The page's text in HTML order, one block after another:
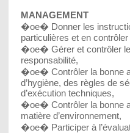
MANAGEMENT
�oe� Donner les
particulières et en
�oe� Gérer et contrôler
responsabilité,
�oe� Contrôler la bonne
d’hygiène, des règles de
d’exécution techniques,
�oe� Contrôler la bonne
matière d’environnement,
�oe� Participer à